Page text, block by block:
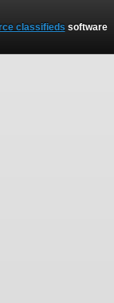
classifieds software